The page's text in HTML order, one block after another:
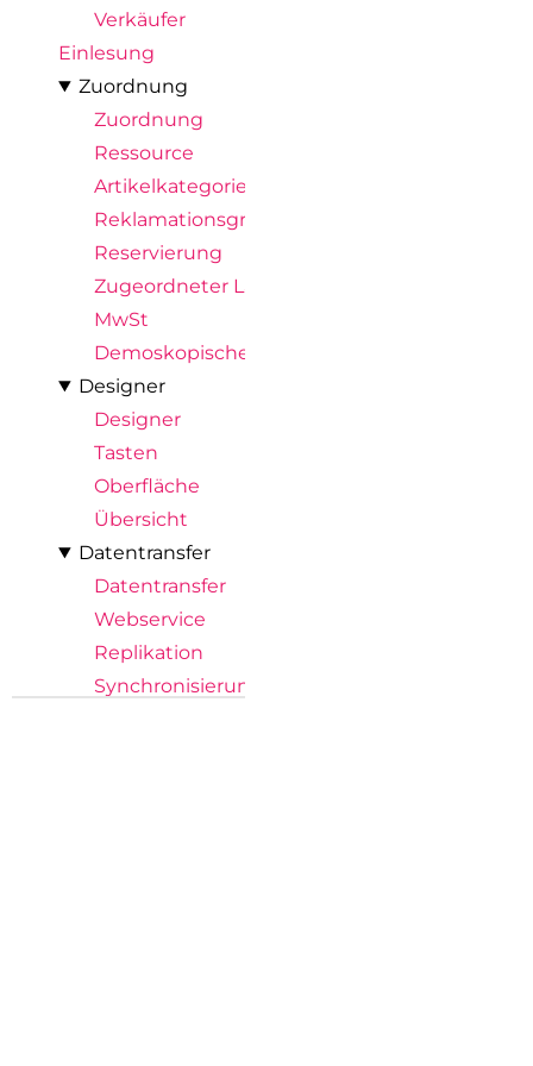
Verkäufer
Einlesung
Zuordnung
Zuordnung
Ressource
Artikelkategorie
Reklamationsgrund
Reservierung
Zugeordneter Lagerort
MwSt
Demoskopische Abfrage
Designer
Designer
Tasten
Oberfläche
Übersicht
Datentransfer
Datentransfer
Webservice
Replikation
Synchronisierung